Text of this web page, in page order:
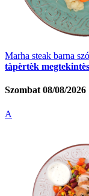
Marha steak barna
tàpèrtèk
Szombat 08/08/2026
A